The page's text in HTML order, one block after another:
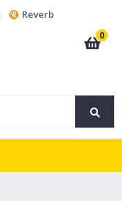
Reverb
0